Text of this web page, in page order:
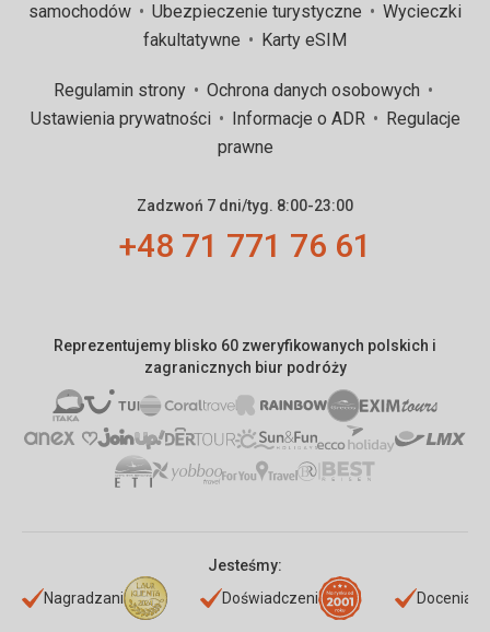
samochodów
Ubezpieczenie turystyczne
Wycieczki
fakultatywne
Karty eSIM
Regulamin strony
Ochrona danych osobowych
Ustawienia prywatności
Informacje o ADR
Regulacje
prawne
Zadzwoń 7 dni/tyg. 8:00-23:00
+48 71 771 76 61
Reprezentujemy blisko 60 zweryfikowanych polskich i
zagranicznych biur podróży
Jesteśmy:
Nagradzani
Doświadczeni Doceniani